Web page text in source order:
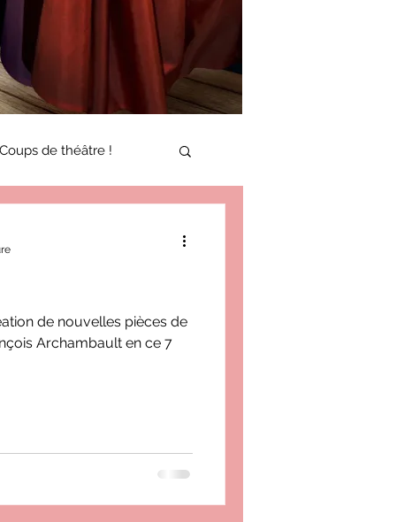
Coups de théâtre !
2025-2026
de nouvelles pièces de
Archambault en ce 7